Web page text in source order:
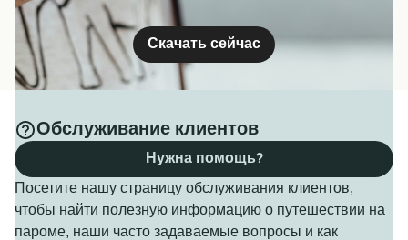
Скачать сейчас
Обслуживание клиентов
Посетите нашу страницу обслуживания клиентов,
чтобы найти полезную информацию о путешествии на
пароме, наши часто задаваемые вопросы и как
Нужна помощь?